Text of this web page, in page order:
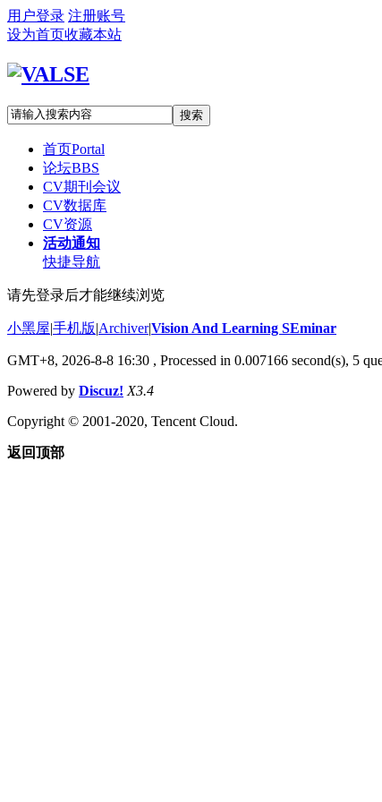
用户登录 注册账号
设为首页收藏本站
搜索
首页Portal
论坛BBS
CV期刊会议
CV数据库
CV资源
活动通知
快捷导航
请先登录后才能继续浏览
小黑屋|手机版|Archiver|Vision And Learning SEminar
GMT+8, 2026-8-8 16:30 , Processed in 0.007166 second(s), 5
Powered by Discuz! X3.4
Copyright © 2001-2020, Tencent Cloud.
返回顶部